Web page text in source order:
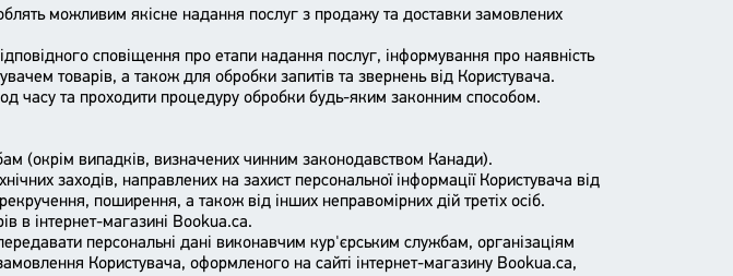
можливим якісне надання послуг з продажу та доставки замовлених
сповіщення про етапи надання послуг, інформування про наявність
товарів, а також для обробки запитів та звернень від Користувача.
часу та проходити процедуру обробки будь-яким законним способом.
(окрім випадків, визначених чинним законодавством Канади).
заходів, направлених на захист персональної інформації Користувача від
поширення, а також від інших неправомірних дій третіх осіб.
в інтернет-магазині Bookua.ca.
персональні дані виконавчим кур'єрським службам, організаціям
Користувача, оформленого на сайті інтернет-магазину Bookua.ca,